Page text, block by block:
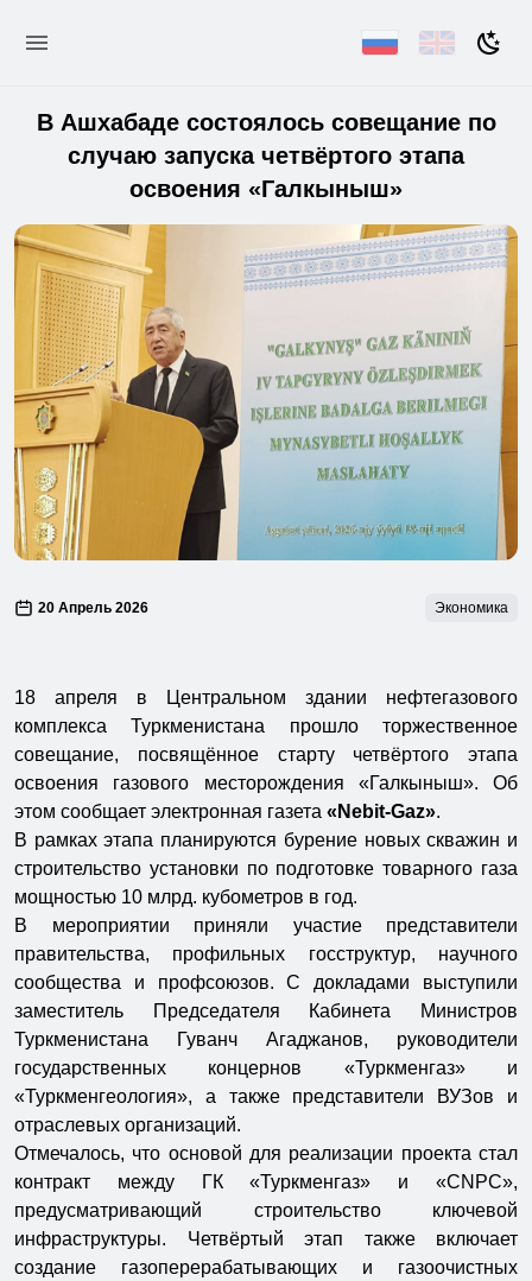
В Ашхабаде состоялось совещание по
случаю запуска четвёртого этапа
освоения «Галкыныш»
20 Апрель 2026 Экономика
18 апреля в Центральном здании нефтегазового
комплекса Туркменистана прошло торжественное
совещание, посвящённое старту четвёртого этапа
освоения газового месторождения «Галкыныш». Об
этом сообщает электронная газета «Nebit-Gaz».
В рамках этапа планируются бурение новых скважин и
строительство установки по подготовке товарного газа
мощностью 10 млрд. кубометров в год.
В мероприятии приняли участие представители
правительства, профильных госструктур, научного
сообщества и профсоюзов. С докладами выступили
заместитель Председателя Кабинета Министров
Туркменистана Гуванч Агаджанов, руководители
государственных концернов «Туркменгаз» и
«Туркменгеология», а также представители ВУЗов и
отраслевых организаций.
Отмечалось, что основой для реализации проекта стал
контракт между ГК «Туркменгаз» и «CNPC»,
предусматривающий строительство ключевой
инфраструктуры. Четвёртый этап также включает
создание газоперерабатывающих и газоочистных